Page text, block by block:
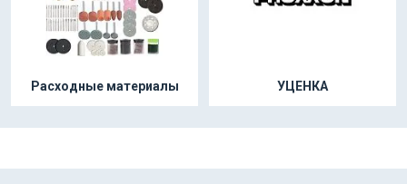
Расходные материалы УЦЕНКА